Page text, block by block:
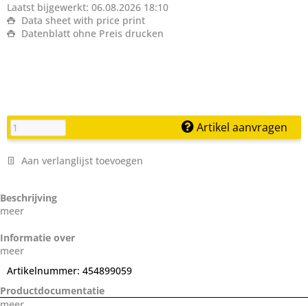
Laatst bijgewerkt: 06.08.2026 18:10
Data sheet with price print
Datenblatt ohne Preis drucken
Artikel aanvragen
Aan verlanglijst toevoegen
Beschrijving
meer
Informatie over
meer
Artikelnummer: 454899059
Productdocumentatie